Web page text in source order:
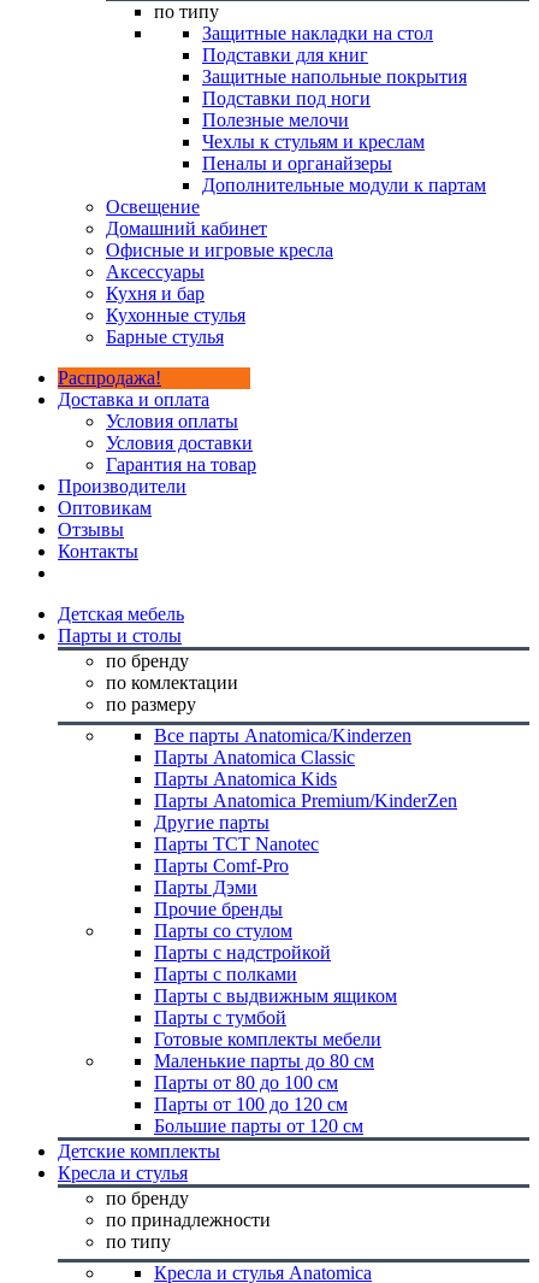
по типу
Защитные накладки на стол
Подставки для книг
Защитные напольные покрытия
Подставки под ноги
Полезные мелочи
Чехлы к стульям и креслам
Пеналы и органайзеры
Дополнительные модули к партам
Освещение
Домашний кабинет
Офисные и игровые кресла
Аксессуары
Кухня и бар
Кухонные стулья
Барные стулья
Распродажа!
Доставка и оплата
Условия оплаты
Условия доставки
Гарантия на товар
Производители
Оптовикам
Отзывы
Контакты
Детская мебель
Парты и столы
по бренду
по комлектации
по размеру
Все парты Anatomica/Kinderzen
Парты Anatomica Classic
Парты Anatomica Kids
Парты Anatomica Premium/KinderZen
Другие парты
Парты TCT Nanotec
Парты Comf-Pro
Парты Дэми
Прочие бренды
Парты со стулом
Парты с надстройкой
Парты с полками
Парты с выдвижным ящиком
Парты с тумбой
Готовые комплекты мебели
Маленькие парты до 80 см
Парты от 80 до 100 см
Парты от 100 до 120 см
Большие парты от 120 см
Детские комплекты
Кресла и стулья
по бренду
по принадлежности
по типу
Кресла и стулья Anatomica